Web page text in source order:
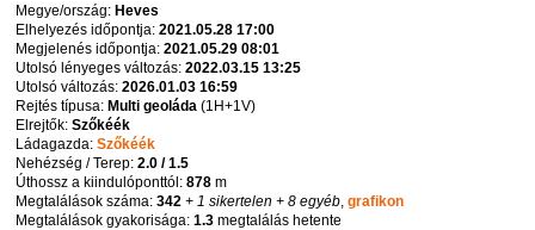
Megye/ország:Heves
Elhelyezés időpontja:2021.05.28 17:00
Megjelenés időpontja:2021.05.29 08:01
Utolsó lényeges változás:2022.03.15 13:25
Utolsó változás:2026.01.03 16:59
Rejtés típusa:Multi geoláda (1H+1V)
Elrejtők:Szőkéék
Ládagazda:Szőkéék
Nehézség / Terep:2.0 / 1.5
Úthossz a kiindulóponttól:878 m
Megtalálások száma:342 + 1 sikertelen + 8 egyéb ,grafikon
Megtalálások gyakorisága:1.3 megtalálás hetente